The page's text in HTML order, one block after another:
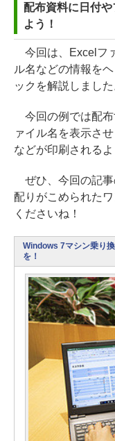
配布資料に日付
よう！
今回は、Excelフ
ル名などの情報を
ックを解説しました
今回の例では配布
ァイル名を表示さ
などが印刷される
ぜひ、今回の記事
配りがこめられた
くださいね！
Windows 7マシン乗り
を！